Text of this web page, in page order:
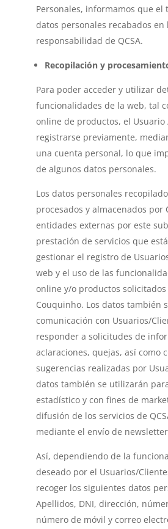
Personales, informamos que el
datos personales recabados en
responsabilidad de QCSA.
Recopilación y
Para poder acceder y utilizar
funcionalidades de la web, tal
online de productos, el Usuario
registrarse previamente,
una cuenta personal, lo que
de algunos datos personales.
Los datos personales
procesados y almacenados por
entidades externas por este
prestación de servicios que
gestionar el registro de
web y el uso de las
online y/o productos
Couquinho. Los datos también
comunicación con Usuarios/
responder a solicitudes de
aclaraciones, quejas, así como
sugerencias realizadas por
datos también se utilizarán
estadístico y con fines de
difusión de los servicios de
mediante el envío de
Así, dependiendo de la
deseado por el Usuarios/
recoger los siguientes datos
Apellidos, DNI, dirección,
número de móvil y correo